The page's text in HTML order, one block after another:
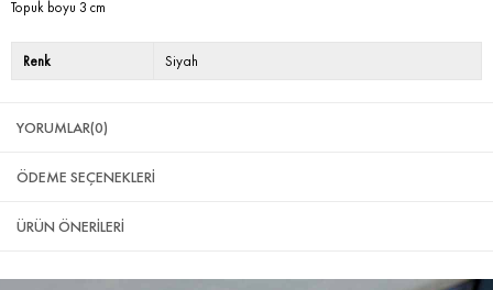
Topuk boyu 3 cm
Renk Siyah
YORUMLAR(0)
ÖDEME SEÇENEKLERI
ÜRÜN ÖNERILERI